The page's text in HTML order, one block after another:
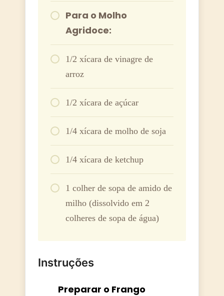
Para o Molho
Agridoce:
1/2 xícara de vinagre de
arroz
1/2 xícara de açúcar
1/4 xícara de molho de soja
1/4 xícara de ketchup
1 colher de sopa de amido de
milho (dissolvido em 2
colheres de sopa de água)
Instruções
Preparar o Frango